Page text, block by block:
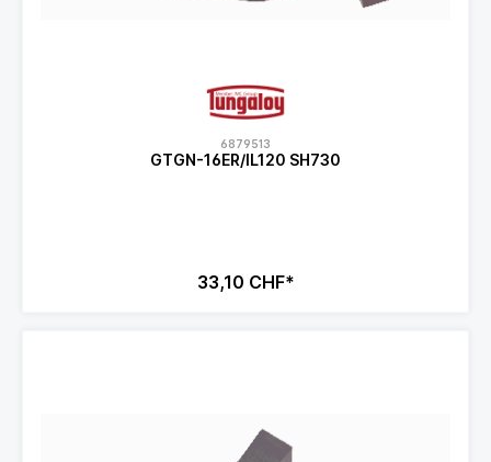
6879513
GTGN-16ER/IL120 SH730
33,10 CHF*